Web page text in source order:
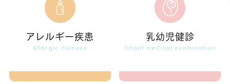
アレルギー疾患
Allergic disease
乳幼児健診
Infant medical examination